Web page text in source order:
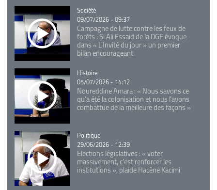
Catégorie
Société
09/07/2026 - 09:37
Campagne de lutte contre les feux de
forêts : Si Ali Essaid de la DGF évoque
dans « L'Invité du jour » un premier
bilan encourageant
Catégorie
Histoire
05/07/2026 - 14:12
Noureddine Amara : « Nous savons ce
qu’a été la colonisation et nous l’avons
combattue de la meilleure des façons »
Catégorie
Politique
29/06/2026 - 12:39
Elections législatives : « voter
massivement, c'est renforcer les
institutions », plaide Hacène Kacimi